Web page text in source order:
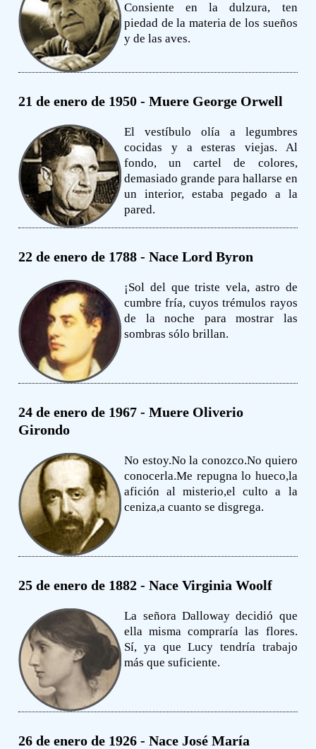
Consiente en la dulzura, ten
piedad de la materia de los sueños
y de las aves.
21 de enero de 1950 - Muere George Orwell
El vestíbulo olía a legumbres
cocidas y a esteras viejas. Al
fondo, un cartel de colores,
demasiado grande para hallarse en
un interior, estaba pegado a la
pared.
22 de enero de 1788 - Nace Lord Byron
¡Sol del que triste vela, astro de
cumbre fría, cuyos trémulos rayos
de la noche para mostrar las
sombras sólo brillan.
24 de enero de 1967 - Muere Oliverio
Girondo
No estoy.No la conozco.No quiero
conocerla.Me repugna lo hueco,la
afición al misterio,el culto a la
ceniza,a cuanto se disgrega.
25 de enero de 1882 - Nace Virginia Woolf
La señora Dalloway decidió que
ella misma compraría las flores.
Sí, ya que Lucy tendría trabajo
más que suficiente.
26 de enero de 1926 - Nace José María